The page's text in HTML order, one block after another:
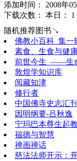
添加时间： 2008年
下载次数： 本日：
随机推荐图书↘
佛教小百科_集一
素食、生食与健
前世今生_——生
敦煌学知识库
阅藏知津
修行者
中国佛寺史志汇
因明纲要-吕秋逸
宁玛巴本尊生起
福德与智慧
禅画禅话
慈法法师开示：